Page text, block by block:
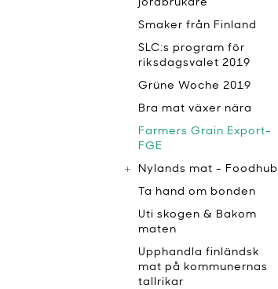
jordbrukare
Smaker från Finland
SLC:s program för
riksdagsvalet 2019
Grüne Woche 2019
Bra mat växer nära
Farmers Grain Export-
FGE
Nylands mat - Foodhub
Ta hand om bonden
Uti skogen & Bakom
maten
Upphandla finländsk
mat på kommunernas
tallrikar